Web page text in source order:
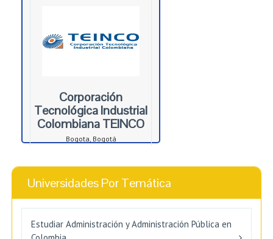
Corporación
Tecnológica Industrial
Colombiana TEINCO
Bogota, Bogotá
Universidades Por Temática
Estudiar Administración y Administración Pública en